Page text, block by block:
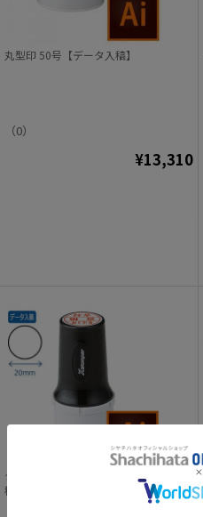
丸型印 50号【データ入稿】
（0）
¥13,310
タートスタンパー丸型20号【データ入
稿】